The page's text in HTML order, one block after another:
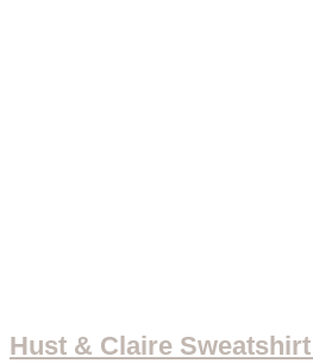
Hust & Claire